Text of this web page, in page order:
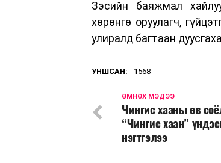
Зэсийн баяжмал
хөрөнгө оруулагч,
улиралд багтаан
УНШСАН: 1568
ӨМНӨХ МЭДЭЭ
Чингис хааны өв
“Чингис хаан”
нэгтгэлээ